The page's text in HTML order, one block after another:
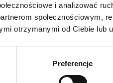
i analizować
społecznościowym,
otrzymanymi od Ciebie lub
Preferencje
każdego z Państwa!
zakupy w Bilety24. W